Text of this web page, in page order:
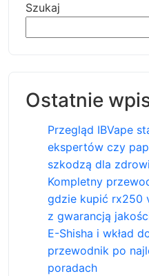
Szukaj
Ostatnie
Przegląd IBVape
ekspertów czy
szkodzą dla
Kompletny
gdzie kupić rx250
z gwarancją
E-Shisha i wkład
przewodnik po
poradach